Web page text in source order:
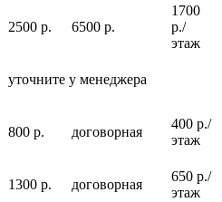
2500 р. 6500 р.
1700
р./
этаж
уточните у менеджера
800 р. договорная
400 р./
этаж
1300 р. договорная
650 р./
этаж